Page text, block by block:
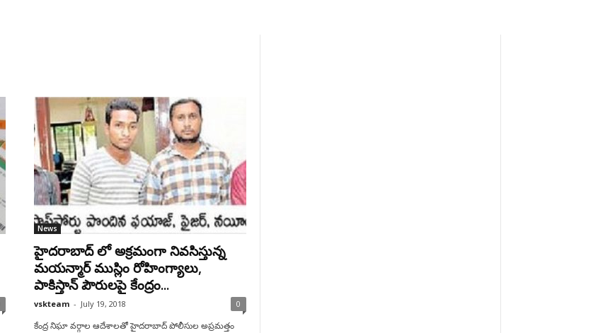
News
హైదరాబాద్ లో అక్రమంగా నివసిస్తున్న
మయన్మార్ ముస్లిం రోహింగ్యాలు,
పాకిస్తాన్ పౌరులపై కేంద్రం...
vskteam - July 19, 2018 0
కేంద్ర నిఘా వర్గాల ఆదేశాలతో హైదరాబాద్ పోలీసుల అప్రమత్తం